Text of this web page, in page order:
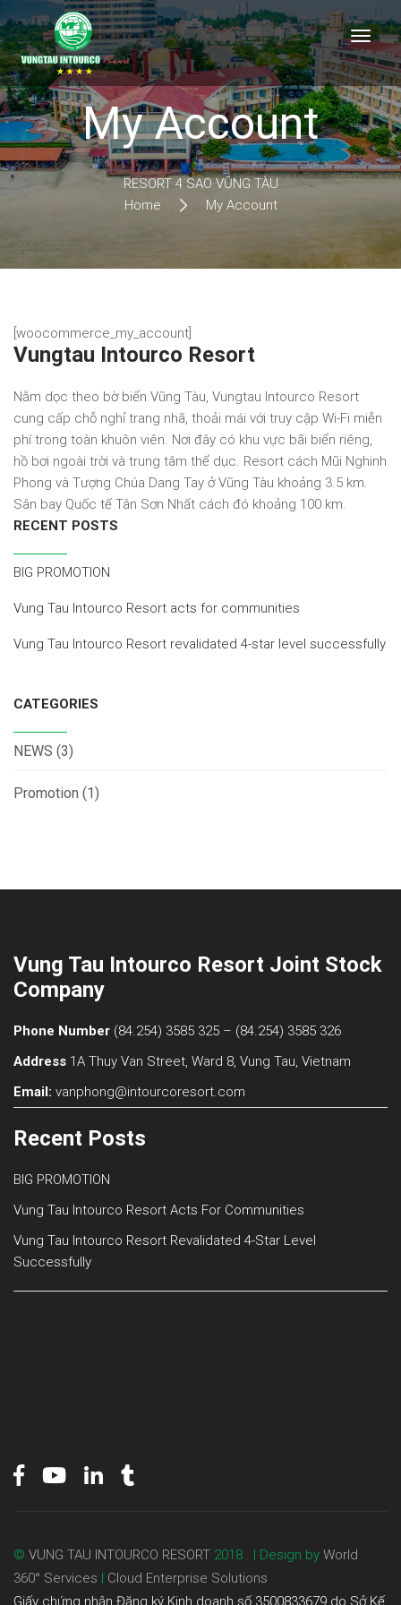
My Account
RESORT 4 SAO VŨNG TÀU
Home
My Account
[woocommerce_my_account]
Vungtau Intourco Resort
Nằm dọc theo bờ biển Vũng Tàu, Vungtau Intourco Resort
cung cấp chỗ nghỉ trang nhã, thoải mái với truy cập Wi-Fi miễn
phí trong toàn khuôn viên. Nơi đây có khu vực bãi biển riêng,
hồ bơi ngoài trời và trung tâm thể dục. Resort cách Mũi Nghinh
Phong và Tượng Chúa Dang Tay ở Vũng Tàu khoảng 3.5 km.
Sân bay Quốc tế Tân Sơn Nhất cách đó khoảng 100 km.
RECENT POSTS
BIG PROMOTION
Vung Tau Intourco Resort acts for communities
Vung Tau Intourco Resort revalidated 4-star level successfully
CATEGORIES
NEWS (3)
Promotion (1)
Vung Tau Intourco Resort Joint Stock
Company
Phone Number (84.254) 3585 325 – (84.254) 3585 326
Address 1A Thuy Van Street, Ward 8, Vung Tau, Vietnam
Email: vanphong@intourcoresort.com
Recent Posts
BIG PROMOTION
Vung Tau Intourco Resort Acts For Communities
Vung Tau Intourco Resort Revalidated 4-Star Level
Successfully
© VUNG TAU INTOURCO RESORT 2018 . | Design by World
360° Services | Cloud Enterprise Solutions
Giấy chứng nhận Đăng ký Kinh doanh số 3500833679 do Sở Kế